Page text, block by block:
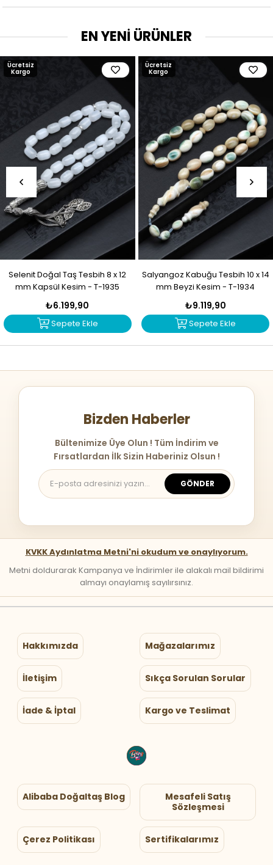
EN YENİ ÜRÜNLER
Selenit Doğal Taş Tesbih 8 x 12
mm Kapsül Kesim - T-1935
₺6.199,90
Sepete Ekle
Ücretsiz
Kargo
Salyangoz Kabuğu Tesbih 10 x 14
mm Beyzi Kesim - T-1934
₺9.119,90
Sepete Ekle
Ücretsiz
Kargo
Bizden Haberler
Bültenimize Üye Olun ! Tüm İndirim ve
Fırsatlardan İlk Sizin Haberiniz Olsun !
GÖNDER
KVKK Aydınlatma Metni'ni okudum ve onaylıyorum.
Metni doldurarak Kampanya ve İndirimler ile alakalı mail bildirimi
almayı onaylamış sayılırsınız.
Hakkımızda Mağazalarımız
İletişim Sıkça Sorulan Sorular
İade & İptal Kargo ve Teslimat
Alibaba Doğaltaş Blog
Mesafeli Satış
Sözleşmesi
Çerez Politikası Sertifikalarımız